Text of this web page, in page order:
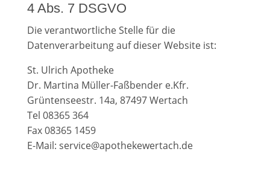
4 Abs. 7 DSGVO
Die verantwortliche Stelle für die
Datenverarbeitung auf dieser Website ist:
St. Ulrich Apotheke
Dr. Martina Müller-Faßbender e.Kfr.
Grüntenseestr. 14a, 87497 Wertach
Tel 08365 364
Fax 08365 1459
E-Mail: service@apothekewertach.de